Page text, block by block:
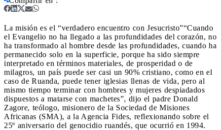
La misión es el “verdadero encuentro con Jesucristo”“Cuando
el Evangelio no ha llegado a las profundidades del corazón, no
ha transformado al hombre desde las profundidades, cuando ha
permanecido solo en la superficie, porque ha sido siempre
interpretado en términos materiales, de prosperidad o de
milagros, un país puede ser casi un 90% cristiano, como en el
caso de Ruanda, puede tener iglesias llenas de vida, pero al
mismo tiempo terminar con hombres y mujeres despiadados
dispuestos a matarse con machetes”, dijo el padre Donald
Zagore, teólogo, misionero de la Sociedad de Misiones
Africanas (SMA), a la Agencia Fides, reflexionando sobre el
25º aniversario del genocidio ruandés, que ocurrió en 1994.